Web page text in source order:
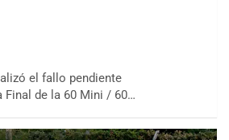
el fallo pendiente
Final de la 60 Mini / 60…